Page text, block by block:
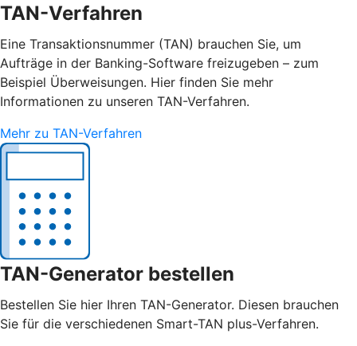
TAN-Verfahren
Eine Transaktionsnummer (TAN) brauchen Sie, um
Aufträge in der Banking-Software freizugeben – zum
Beispiel Überweisungen. Hier finden Sie mehr
Informationen zu unseren TAN-Verfahren.
Mehr zu TAN-Verfahren
TAN-Generator bestellen
Bestellen Sie hier Ihren TAN-Generator. Diesen brauchen
Sie für die verschiedenen Smart-TAN plus-Verfahren.